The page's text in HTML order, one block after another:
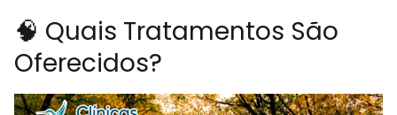
🧠 Quais Tratamentos São
Oferecidos?